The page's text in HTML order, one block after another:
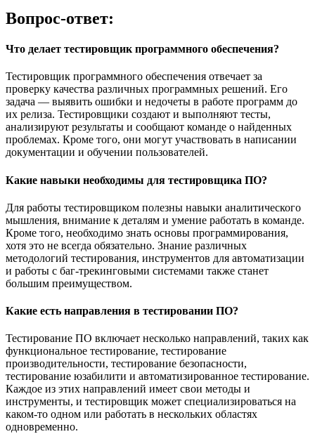
Вопрос-ответ:
Что делает тестировщик программного обеспечения?
Тестировщик программного обеспечения отвечает за
проверку качества различных программных решений. Его
задача — выявить ошибки и недочеты в работе программ до
их релиза. Тестировщики создают и выполняют тесты,
анализируют результаты и сообщают команде о найденных
проблемах. Кроме того, они могут участвовать в написании
документации и обучении пользователей.
Какие навыки необходимы для тестировщика ПО?
Для работы тестировщиком полезны навыки аналитического
мышления, внимание к деталям и умение работать в команде.
Кроме того, необходимо знать основы программирования,
хотя это не всегда обязательно. Знание различных
методологий тестирования, инструментов для автоматизации
и работы с баг-трекинговыми системами также станет
большим преимуществом.
Какие есть направления в тестировании ПО?
Тестирование ПО включает несколько направлений, таких как
функциональное тестирование, тестирование
производительности, тестирование безопасности,
тестирование юзабилити и автоматизированное тестирование.
Каждое из этих направлений имеет свои методы и
инструменты, и тестировщик может специализироваться на
каком-то одном или работать в нескольких областях
одновременно.